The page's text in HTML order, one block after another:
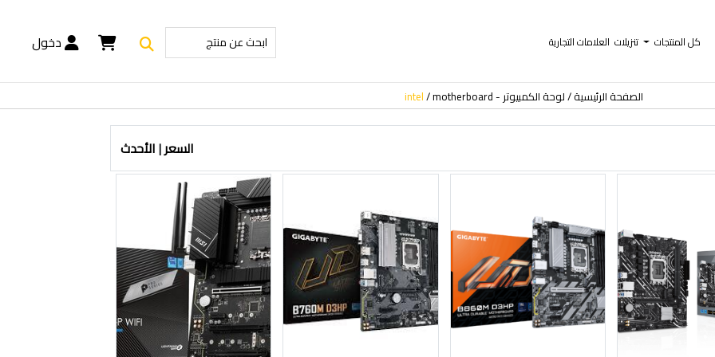
كل المنتجات تنزيلات العلامات التجارية دخول
الصفحة الرئيسية لوحة الكمبيوتر - motherboard intel
السعر|الأحدث